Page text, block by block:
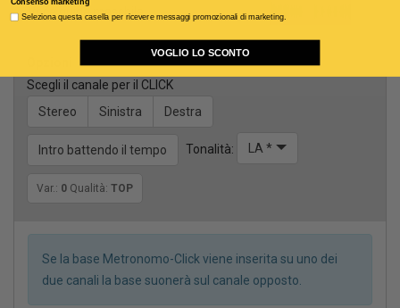
Voce guida maschile
Scegli il canale per il CLICK
Stereo
Sinistra Destra
Intro battendo il tempo Tonalità: LA *
Var.: 0 Qualità: TOP
Se la base Metronomo-Click viene inserita su uno dei
due canali la base suonerà sul canale opposto.
Consenso marketing
Seleziona questa casella per ricevere messaggi promozionali di marketing.
VOGLIO LO SCONTO